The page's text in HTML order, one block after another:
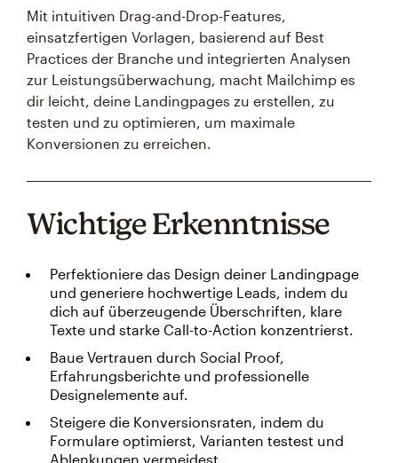
Mit intuitiven Drag-and-Drop-Features,
einsatzfertigen Vorlagen, basierend auf Best
Practices der Branche und integrierten Analysen
zur Leistungsüberwachung, macht Mailchimp es
dir leicht, deine Landingpages zu erstellen, zu
testen und zu optimieren, um maximale
Konversionen zu erreichen.
Wichtige Erkenntnisse
Perfektioniere das Design deiner Landingpage
und generiere hochwertige Leads, indem du
dich auf überzeugende Überschriften, klare
Texte und starke Call-to-Action konzentrierst.
Baue Vertrauen durch Social Proof,
Erfahrungsberichte und professionelle
Designelemente auf.
Steigere die Konversionsraten, indem du
Formulare optimierst, Varianten testest und
Ablenkungen vermeidest.